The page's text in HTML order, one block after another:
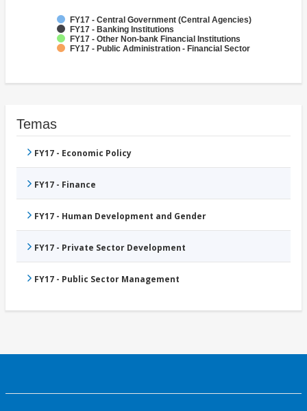
FY17 - Central Government (Central Agencies)
FY17 - Banking Institutions
FY17 - Other Non-bank Financial Institutions
FY17 - Public Administration - Financial Sector
Temas
FY17 - Economic Policy
FY17 - Finance
FY17 - Human Development and Gender
FY17 - Private Sector Development
FY17 - Public Sector Management